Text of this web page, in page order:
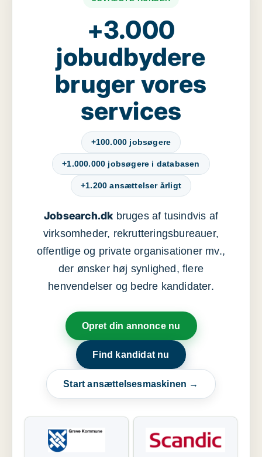
+3.000
jobudbydere
bruger vores
services
+100.000 jobsøgere
+1.000.000 jobsøgere i databasen
+1.200 ansættelser årligt
Jobsearch.dkbruges af tusindvis af
virksomheder, rekrutteringsbureauer,
offentlige og private organisationer mv.,
der ønsker høj synlighed, flere
henvendelser og bedre kandidater.
Opret din annonce nu
Find kandidat nu
Start ansættelsesmaskinen →